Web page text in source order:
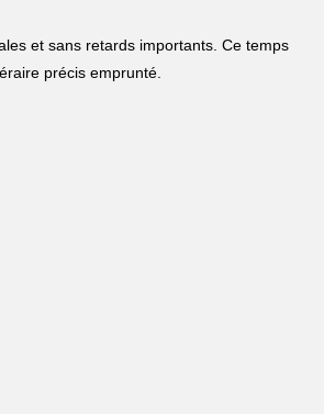
et sans retards importants. Ce temps
précis emprunté.